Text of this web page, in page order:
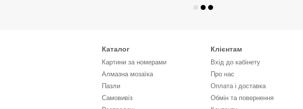
Каталог
Картини за номерами
Алмазна мозаїка
Пазли
Самовивіз
Клієнтам
Вхід до кабінету
Про нас
Оплата і доставка
Обмін та повернення